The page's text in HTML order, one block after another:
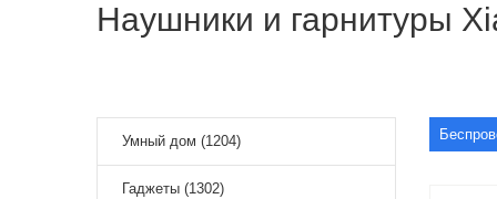
Наушники и гарнитуры
Умный дом (1204)
Гаджеты (1302)